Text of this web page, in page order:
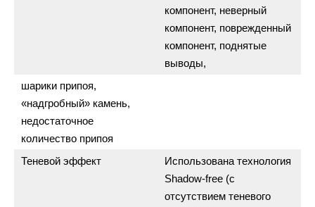
компонент, неверный
компонент, поврежденный
компонент, поднятые
выводы,
шарики припоя,
«надгробный» камень,
недостаточное
количество припоя
Теневой эффект
Использована технология
Shadow-free (с
отсутствием теневого